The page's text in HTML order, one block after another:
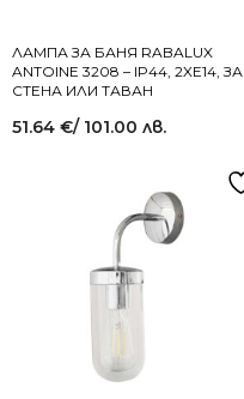
ЛАМПА ЗА БАНЯ RABALUX
ANTOINE 3208 – IP44, 2XE14, ЗА
СТЕНА ИЛИ ТАВАН
51.64 €/ 101.00 лв.